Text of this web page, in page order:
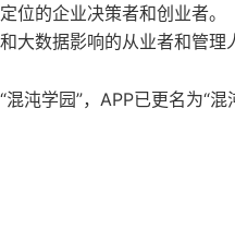
位的企业决策者和创业者。
大数据影响的从业者和管理
沌学园”，APP已更名为“混